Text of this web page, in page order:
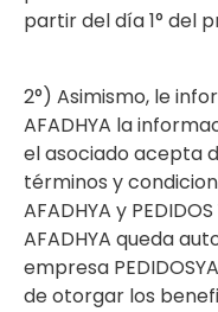
partir del día 1° del
2°) Asimismo, le
AFADHYA la
el asociado acepta
términos y
AFADHYA y
AFADHYA queda
empresa
de otorgar los